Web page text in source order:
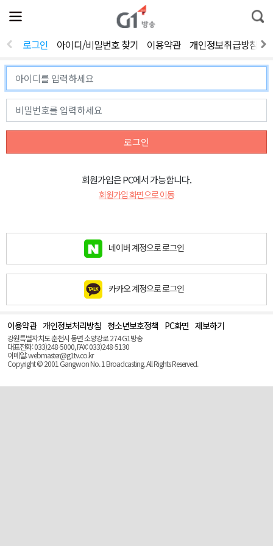
전
체
뉴
열
통
합
색
로그인 아이디/비밀번호 찾기 이용약관 개인정보취급방침
로그인
회원가입은 PC에서 가능합니다.
회원가입 화면으로 이동
네이버 계정으로 로그인
카카오 계정으로 로그인
이용약관 개인정보처리방침 청소년보호정책 PC화면 제보하기
강원특별자치도 춘천시 동면 소양강로 274 G1방송
대표전화: 033)248-5000, FAX: 033)248-5130
이메일: webmaster@g1tv.co.kr
Copyright © 2001 Gangwon No. 1 Broadcasting. All Rights Reserved.